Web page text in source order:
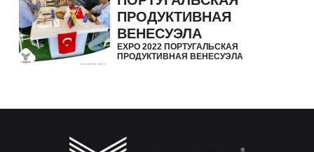
ПРОДУКТИВНАЯ
ВЕНЕСУЭЛА
EXPO 2022 ПОРТУГАЛЬСКАЯ
ПРОДУКТИВНАЯ ВЕНЕСУЭЛА